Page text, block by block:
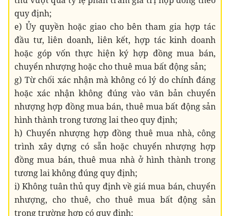
quy định;
e) Ủy quyền hoặc giao cho bên tham gia hợp tác
đầu tư, liên doanh, liên kết, hợp tác kinh doanh
hoặc góp vốn thực hiện ký hợp đồng mua bán,
chuyển nhượng hoặc cho thuê mua bất động sản;
g) Từ chối xác nhận mà không có lý do chính đáng
hoặc xác nhận không đúng vào văn bản chuyển
nhượng hợp đồng mua bán, thuê mua bất động sản
hình thành trong tương lai theo quy định;
h) Chuyển nhượng hợp đồng thuê mua nhà, công
trình xây dựng có sẵn hoặc chuyển nhượng hợp
đồng mua bán, thuê mua nhà ở hình thành trong
tương lai không đúng quy định;
i) Không tuân thủ quy định về giá mua bán, chuyển
nhượng, cho thuê, cho thuê mua bất động sản
trong trường hợp có quy định;